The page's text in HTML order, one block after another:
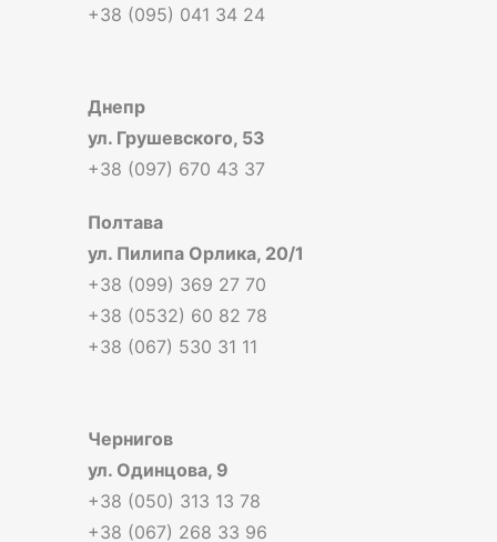
+38 (095) 041 34 24
Днепр
ул. Грушевского, 53
+38 (097) 670 43 37
Полтава
ул. Пилипа Орлика, 20/1
+38 (099) 369 27 70
+38 (0532) 60 82 78
+38 (067) 530 31 11
Чернигов
ул. Одинцова, 9
+38 (050) 313 13 78
+38 (067) 268 33 96